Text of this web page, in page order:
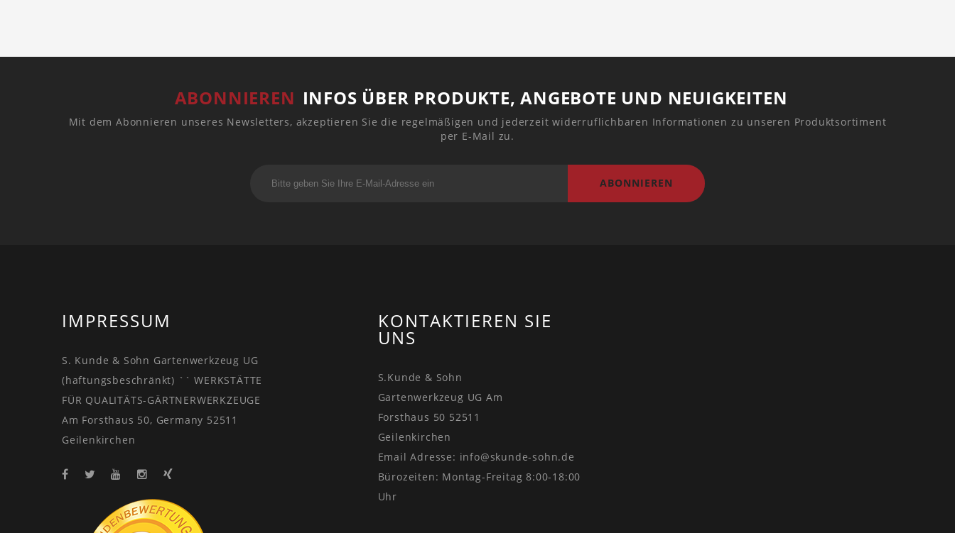
ABONNIEREN INFOS ÜBER PRODUKTE, ANGEBOTE UND NEUIGKEITEN
Mit dem Abonnieren unseres Newsletters, akzeptieren Sie die regelmäßigen und jederzeit widerruflichbaren Informationen zu unseren Produktsortiment
per E-Mail zu.
ABONNIEREN
IMPRESSUM
S. Kunde & Sohn Gartenwerkzeug UG
(haftungsbeschränkt) `` WERKSTÄTTE
FÜR QUALITÄTS-GÄRTNERWERKZEUGE
Am Forsthaus 50, Germany 52511
Geilenkirchen
KONTAKTIEREN SIE
UNS
S.Kunde & Sohn
Gartenwerkzeug UG Am
Forsthaus 50 52511
Geilenkirchen
Email Adresse: info@skunde-sohn.de
Bürozeiten: Montag-Freitag 8:00-18:00
Uhr